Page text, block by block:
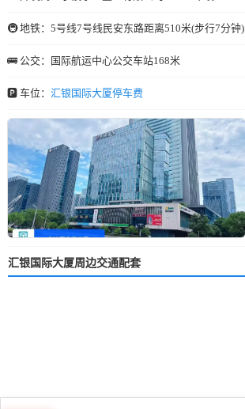
🚇 地铁：5号线7号线民安东路距离510米(步行7分钟)
🚌 公交：国际航运中心公交车站168米
🅿️ 车位： 汇银国际大厦停车费
汇银国际大厦周边交通配套